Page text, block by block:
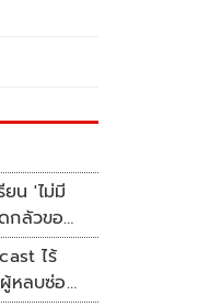
ยน 'ไม่มี
กลัวของ
ไร้
หลบซ่อน